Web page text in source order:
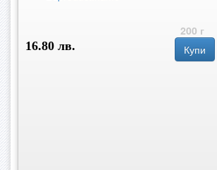
200 г
16.80 лв.
Купи